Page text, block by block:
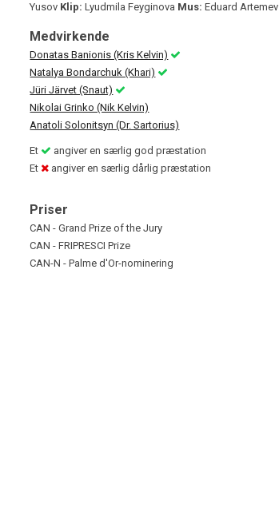
Yusov Klip: Lyudmila Feyginova Mus: Eduard Artemev
Medvirkende
Donatas Banionis (Kris Kelvin)
Natalya Bondarchuk (Khari)
Jüri Järvet (Snaut)
Nikolai Grinko (Nik Kelvin)
Anatoli Solonitsyn (Dr. Sartorius)
Et
angiver en særlig god præstation
Et
angiver en særlig dårlig præstation
Priser
CAN - Grand Prize of the Jury
CAN - FRIPRESCI Prize
CAN-N - Palme d'Or-nominering